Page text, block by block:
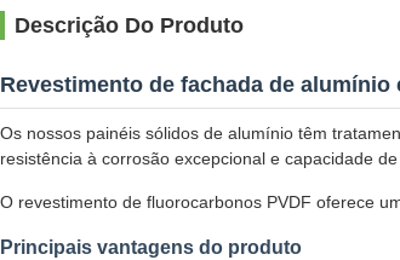
Descrição Do Produto
Revestimento de fachada de
Os nossos painéis sólidos de alumínio têm
resistência à corrosão excepcional e capacidade
O revestimento de fluorocarbonos PVDF oferece
Principais vantagens do produto